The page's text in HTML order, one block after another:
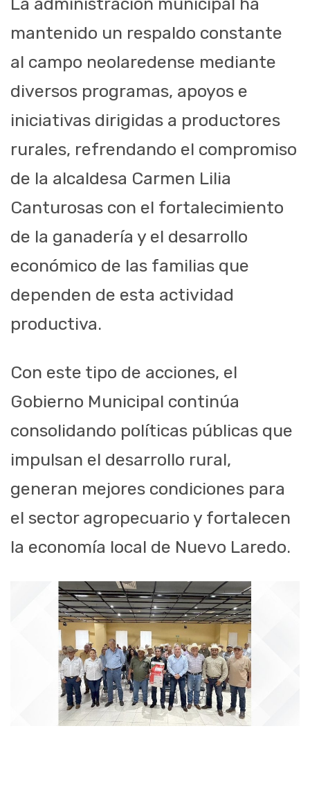
La administración municipal ha
mantenido un respaldo constante
al campo neolaredense mediante
diversos programas, apoyos e
iniciativas dirigidas a productores
rurales, refrendando el compromiso
de la alcaldesa Carmen Lilia
Canturosas con el fortalecimiento
de la ganadería y el desarrollo
económico de las familias que
dependen de esta actividad
productiva.
Con este tipo de acciones, el
Gobierno Municipal continúa
consolidando políticas públicas que
impulsan el desarrollo rural,
generan mejores condiciones para
el sector agropecuario y fortalecen
la economía local de Nuevo Laredo.